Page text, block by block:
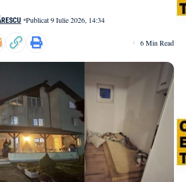
Publicat 9 Iulie 2026, 14:34
6 Min Read